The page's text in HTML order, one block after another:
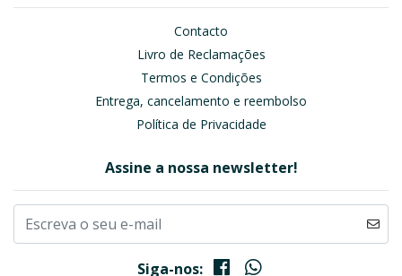
Contacto
Livro de Reclamações
Termos e Condições
Entrega, cancelamento e reembolso
Política de Privacidade
Assine a nossa newsletter!
Siga-nos: